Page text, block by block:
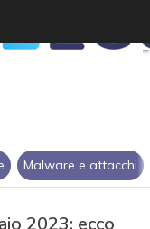
Malware e attacchi
2023: ecco